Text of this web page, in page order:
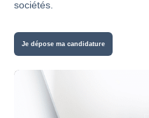
sociétés.
Je dépose ma candidature